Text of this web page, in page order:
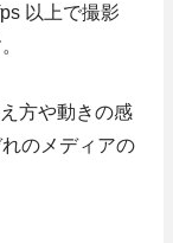
以上で撮影
方や動きの感
のメディアの